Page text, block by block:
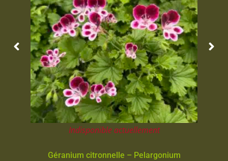
Indisponible actuellement
Géranium citronnelle – Pelargonium